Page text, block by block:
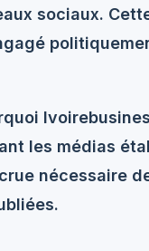
sociaux.
les médias
nécessaire